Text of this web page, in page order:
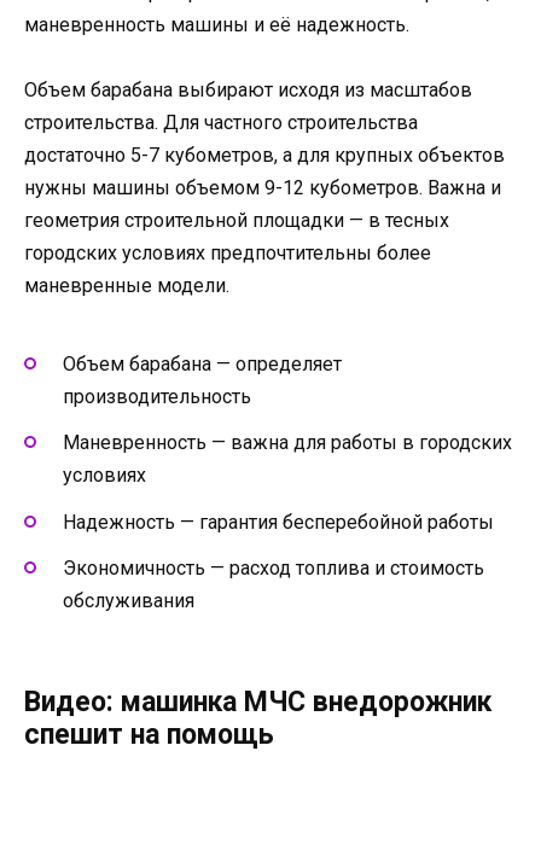
маневренность машины и её надежность.
Объем барабана выбирают исходя из масштабов
строительства. Для частного строительства
достаточно 5-7 кубометров, а для крупных объектов
нужны машины объемом 9-12 кубометров. Важна и
геометрия строительной площадки — в тесных
городских условиях предпочтительны более
маневренные модели.
Объем барабана — определяет
производительность
Маневренность — важна для работы в городских
условиях
Надежность — гарантия бесперебойной работы
Экономичность — расход топлива и стоимость
обслуживания
Видео: машинка МЧС внедорожник
спешит на помощь